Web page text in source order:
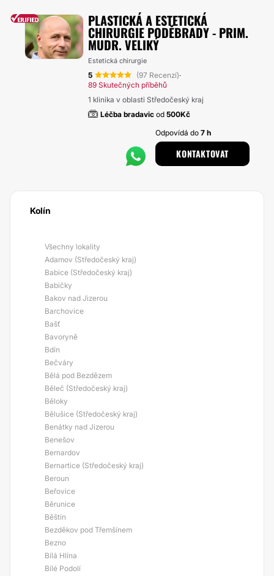
PLASTICKÁ A ESTETICKÁ
CHIRURGIE PODĚBRADY - PRIM.
MUDR. VELIKÝ
Estetická chirurgie
5 (97 Recenzí)·
89 Skutečných příběhů
1 klinika v oblasti Středočeský kraj
Léčba bradavic od 500Kč
Odpovídá do7 h
KONTAKTOVAT
Kolín
Všechny lokality
Adamov (Středočeský kraj)
Babice (Středočeský kraj)
Babičky
Bakov nad Jizerou
Barchovice
Bašť
Bavoryně
Bdín
Bečváry
Bělá pod Bezdězem
Běleč (Středočeský kraj)
Běloky
Bělušice (Středočeský kraj)
Benátky nad Jizerou
Benešov
Bernardov
Bernartice (Středočeský kraj)
Beroun
Beřovice
Běrunice
Běštín
Bezděkov pod Třemšínem
Bezno
Bílá Hlína
Bílé Podolí